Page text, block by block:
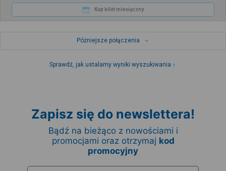
Kup bilet miesięczny
Późniejsze połączenia
Sprawdź, jak ustalamy wyniki wyszukiwania
Zapisz się do newslettera!
Bądź na bieżąco z nowościami i
promocjami oraz otrzymaj kod
promocyjny